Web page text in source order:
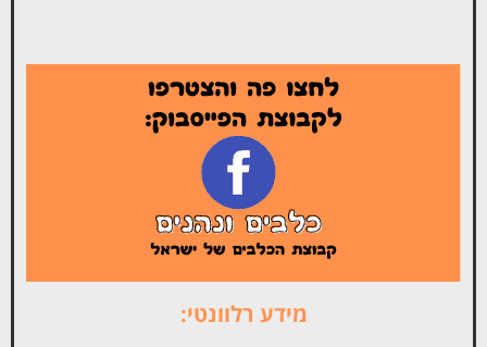
מידע רלוונטי: